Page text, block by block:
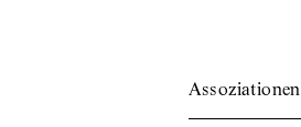
Assoziationen